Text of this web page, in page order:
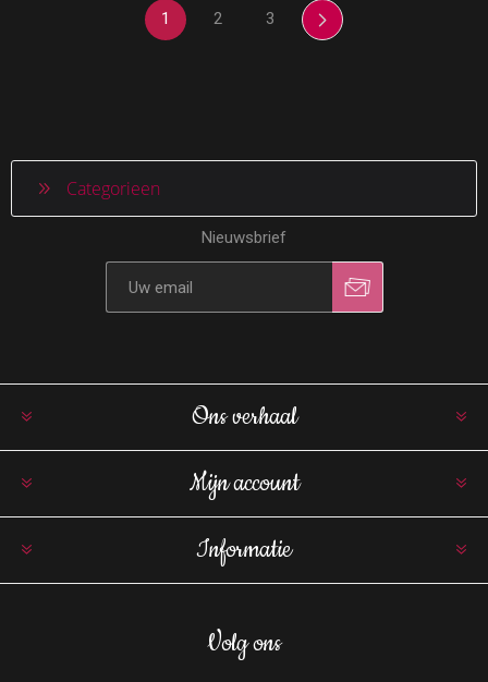
1 2 3
Categorieen
Nieuwsbrief
Ons verhaal
Mijn account
Informatie
Volg ons